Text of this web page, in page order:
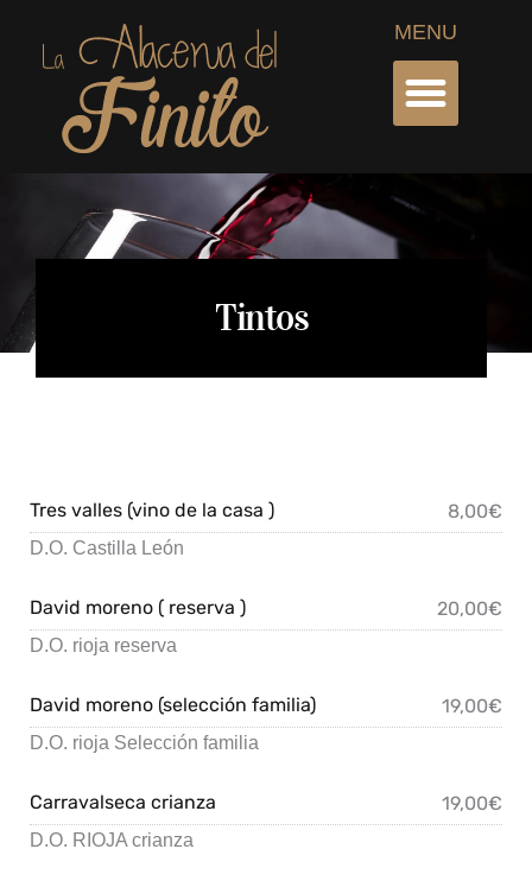
contenido
MENU
Tintos
Tres valles (vino de la casa ) 8,00€
D.O. Castilla León
David moreno ( reserva ) 20,00€
D.O. rioja reserva
David moreno (selección familia) 19,00€
D.O. rioja Selección familia
Carravalseca crianza 19,00€
D.O. RIOJA crianza